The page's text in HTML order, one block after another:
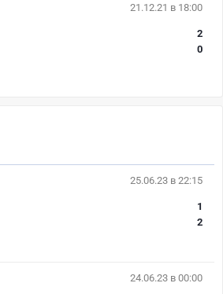
21.12.21 в 18:00
2
0
25.06.23 в 22:15
1
2
24.06.23 в 00:00